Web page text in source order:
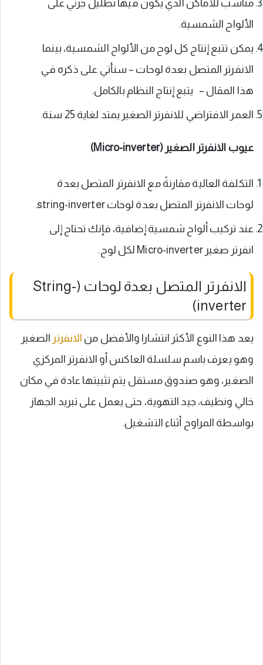
مناسب للأماكن الذي يكون فيها تظليل جزئي على
الألواح الشمسية.
يمكن تتبع إنتاج كل لوح من الألواح الشمسية، بينما
الانفرتر المتصل بعدة لوحات – سنأتي على ذكره في
هذا المقال – يتبع إنتاج النظام بالكامل.
العمر الافتراضي للانفرتر الصغير يمتد لغاية 25 سنة.
عيوب الانفرتر الصغير (Micro-inverter)
التكلفة العالية مقارنةً مع الانفرتر المتصل بعدة
لوحات الانفرتر المتصل بعدة لوحات string-inverter.
عند تركيب ألواح شمسية إضافية، فإنك تحتاج إلى
انفرتر صغير Micro-inverter لكل لوح.
الانفرتر المتصل بعدة لوحات (String-
inverter)
يعد هذا النوع الأكثر انتشارا والأفضل من الانفرتر الصغير
وهو يعرف باسم سلسلة العاكس أو الانفرتر المركزي
الصغير، وهو صندوق مستقل يتم تثبيتها عادة في مكان
خالي ونظيف، جيد التهوية، حتى يعمل على تبريد الجهاز
بواسطة المراوح أثناء التشغيل.